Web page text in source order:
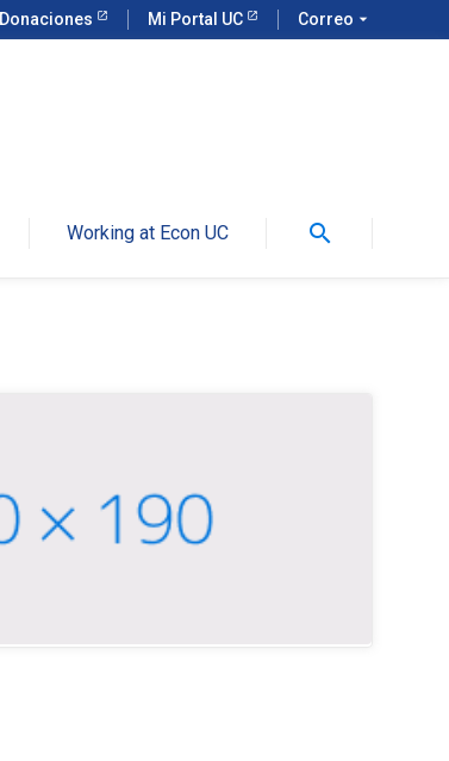
Donaciones Mi Portal UC Correo arrow_drop_down
Working at Econ UC search